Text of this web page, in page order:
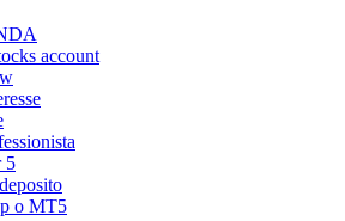
account
5
o MT5